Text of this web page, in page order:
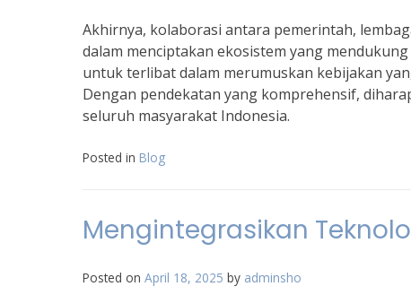
Akhirnya, kolaborasi antara pemerintah,
dalam menciptakan ekosistem yang
untuk terlibat dalam merumuskan kebijakan
Dengan pendekatan yang komprehensif,
seluruh masyarakat Indonesia.
Posted in Blog
Mengintegrasikan
Posted on April 18, 2025 by adminsho